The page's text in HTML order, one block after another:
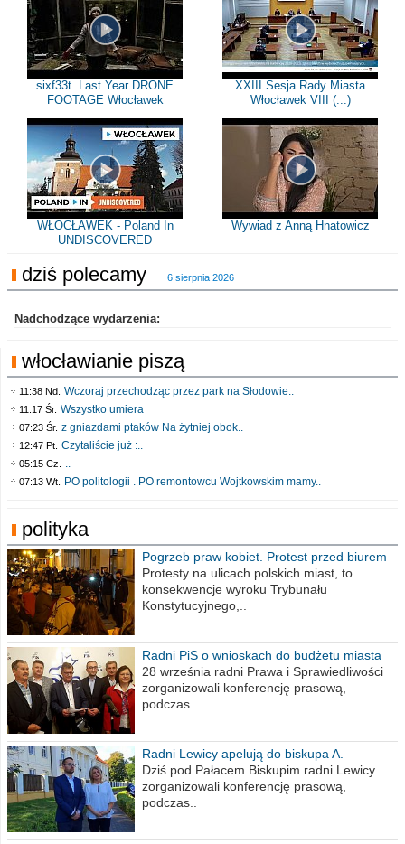
sixf33t .Last Year DRONE
FOOTAGE Włocławek
XXIII Sesja Rady Miasta
Włocławek VIII (...)
WŁOCŁAWEK - Poland In
UNDISCOVERED
Wywiad z Anną Hnatowicz
dziś polecamy 6 sierpnia 2026
Nadchodzące wydarzenia:
włocławianie piszą
11:38 Nd. Wczoraj przechodząc przez park na Słodowie..
11:17 Śr. Wszystko umiera
07:23 Śr. z gniazdami ptaków Na żytniej obok..
12:47 Pt. Czytaliście już :..
05:15 Cz. ..
07:13 Wt. PO politologii . PO remontowcu Wojtkowskim mamy..
polityka
Pogrzeb praw kobiet. Protest przed biurem
poselskim PiS
Protesty na ulicach polskich miast, to
konsekwencje wyroku Trybunału
Konstytucyjnego,..
Radni PiS o wnioskach do budżetu miasta
na 2021 rok
28 września radni Prawa i Sprawiedliwości
zorganizowali konferencję prasową,
podczas..
Radni Lewicy apelują do biskupa A.
Wiesława Meringa
Dziś pod Pałacem Biskupim radni Lewicy
zorganizowali konferencję prasową,
podczas..